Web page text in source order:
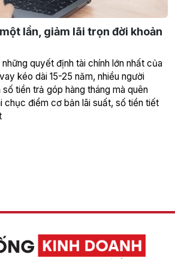
lần, giảm lãi trọn đời khoản
quyết định tài chính lớn nhất của
kéo dài 15-25 năm, nhiều người
tiền trả góp hàng tháng mà quên
chục điểm cơ bản lãi suất, số tiền tiết